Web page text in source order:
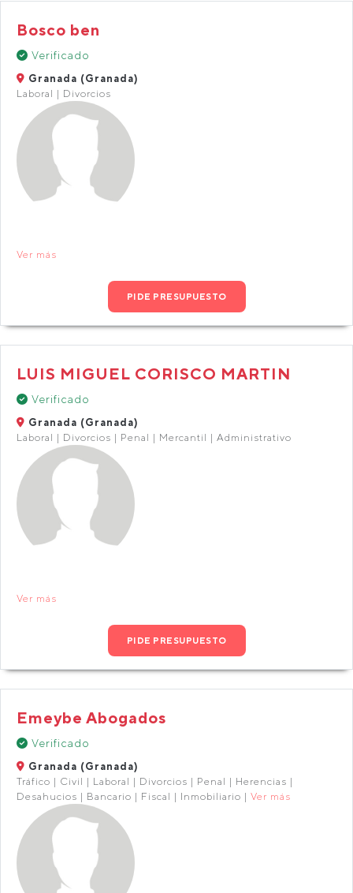
Bosco ben
Verificado
Granada (Granada)
Laboral | Divorcios
Ver más
PIDE PRESUPUESTO
LUIS MIGUEL CORISCO MARTIN
Verificado
Granada (Granada)
Laboral | Divorcios | Penal | Mercantil | Administrativo
Ver más
PIDE PRESUPUESTO
Emeybe Abogados
Verificado
Granada (Granada)
Tráfico | Civil | Laboral | Divorcios | Penal | Herencias |
Desahucios | Bancario | Fiscal | Inmobiliario | Ver más